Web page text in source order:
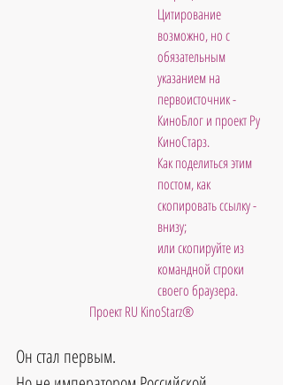
Цитирование
возможно, но с
обязательным
указанием на
первоисточник -
КиноБлог и проект Ру
КиноСтарз.
Как поделиться этим
постом, как
скопировать ссылку -
внизу;
или скопируйте из
командной строки
своего браузера.
Проект RU KinoStarz®
Он стал первым.